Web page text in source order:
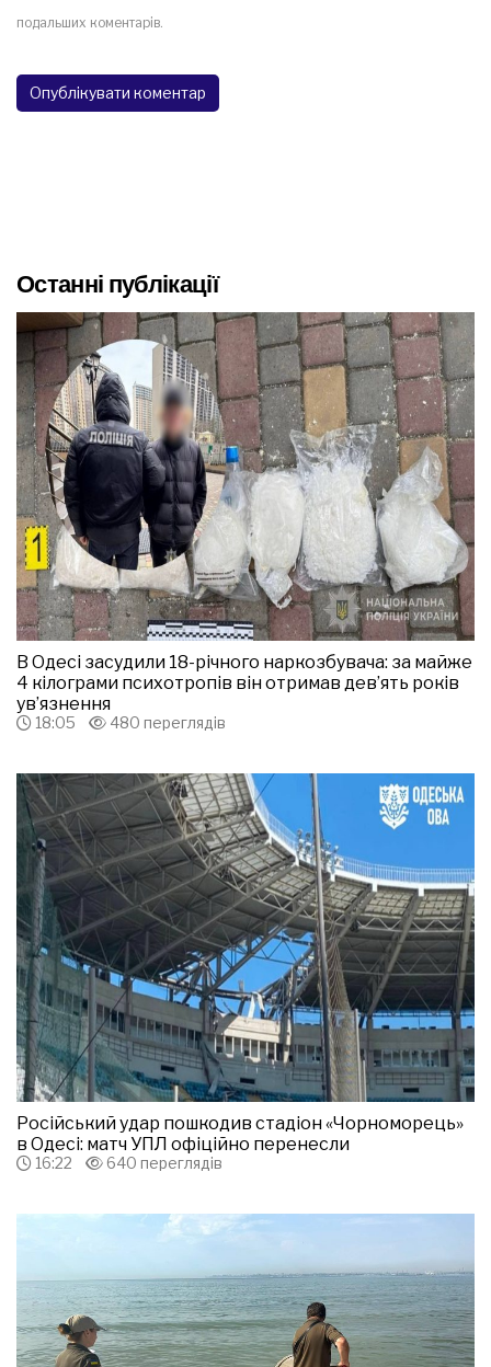
подальших коментарів.
Останні публікації
В Одесі засудили 18-річного наркозбувача: за майже
4 кілограми психотропів він отримав дев’ять років
ув’язнення
18:05 480 переглядів
Російський удар пошкодив стадіон «Чорноморець»
в Одесі: матч УПЛ офіційно перенесли
16:22 640 переглядів